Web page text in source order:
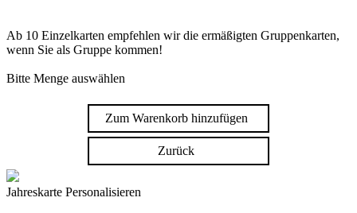
Ab 10 Einzelkarten empfehlen wir die ermäßigten Gruppenkarten,
wenn Sie als Gruppe kommen!
Bitte Menge auswählen
Zum Warenkorb hinzufügen
Zurück
Jahreskarte Personalisieren